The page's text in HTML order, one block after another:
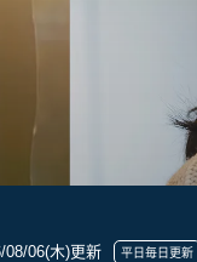
08/06(木)更新 平日毎日更新